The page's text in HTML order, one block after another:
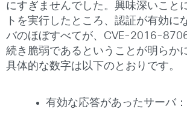
にすぎませんでした。興味深いこと
トを実行したところ、認証が有効に
バのほぼすべてが、CVE-2016-
続き脆弱であるということが明らか
具体的な数字は以下のとおりです。
有効な応答があったサーバ